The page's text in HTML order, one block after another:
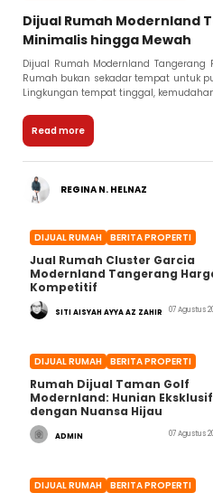
Dijual Rumah Modernland
Minimalis hingga Mewah
Dijual Rumah Modernland
Rumah bukan sekadar tempat untuk
Lingkungan tempat tinggal,
Read more
REGINA N. HELNAZ
DIJUAL RUMAH BERITA PROPERTI
Jual Rumah Cluster Garcia
Modernland Tangerang
Kompetitif
SITI AISYAH AYYA AZ ZAHIR 07 Agustus
DIJUAL RUMAH BERITA PROPERTI
Rumah Dijual Taman Golf
Modernland: Hunian Eksklusif
dengan Nuansa Hijau
ADMIN 07 Agustus
DIJUAL RUMAH BERITA PROPERTI